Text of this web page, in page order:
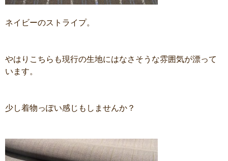
ネイビーのストライプ。
やはりこちらも現行の生地にはなさそうな雰囲気が漂って
います。
少し着物っぽい感じもしませんか？